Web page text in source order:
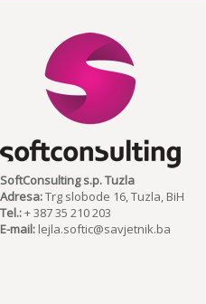
SoftConsulting s.p. Tuzla
Adresa:Trg slobode 16, Tuzla, BiH
Tel.:+ 387 35 210 203
E-mail: lejla.softic@savjetnik.ba